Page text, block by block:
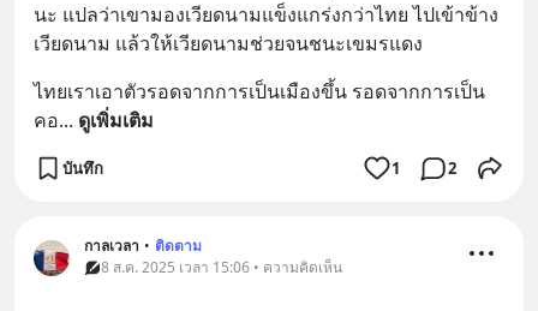
นะ แปลว่าเขามองเวียดนามแข็งแกร่งกว่าไทย ไปเข้าข้าง
เวียดนาม แล้วให้เวียดนามช่วยจนชนะเขมรแดง
ไทยเราเอาตัวรอดจากการเป็นเมืองขึ้น รอดจากการเป็น
คอ... ดูเพิ่มเติม
บันทึก 1 2
กาลเวลา • ติดตาม
8 ส.ค. 2025 เวลา 15:06 • ความคิดเห็น